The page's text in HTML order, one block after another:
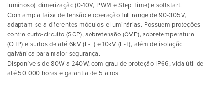
luminoso), dimerização (0-10V, PWM e Step Time) e softstart.
Com ampla faixa de tensão e operação full range de 90-305V,
adaptam-se a diferentes módulos e luminárias. Possuem proteções
contra curto-circuito (SCP), sobretensão (OVP), sobretemperatura
(OTP) e surtos de até 6kV (F-F) e 10kV (F-T), além de isolação
galvânica para maior segurança.
Disponíveis de 80W a 240W, com grau de proteção IP66, vida útil de
até 50.000 horas e garantia de 5 anos.